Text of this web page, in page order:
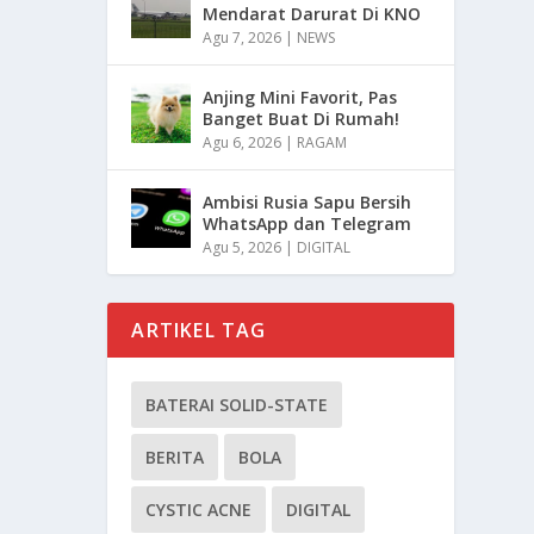
Mendarat Darurat Di KNO
Agu 7, 2026 | NEWS
Anjing Mini Favorit, Pas
Banget Buat Di Rumah!
Agu 6, 2026 | RAGAM
Ambisi Rusia Sapu Bersih
WhatsApp dan Telegram
Agu 5, 2026 | DIGITAL
ARTIKEL TAG
BATERAI SOLID-STATE
BERITA BOLA
CYSTIC ACNE DIGITAL